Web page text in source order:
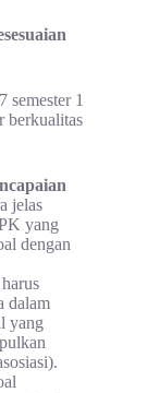
semester 1
berkualitas
jelas
yang
dengan
dalam
yang